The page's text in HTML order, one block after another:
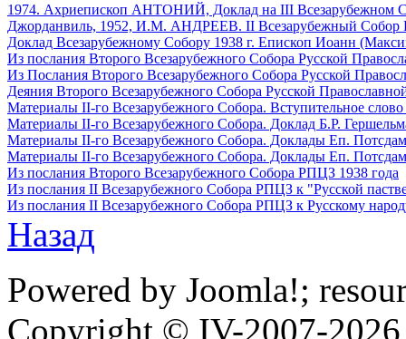
1974. Ахриепископ АНТОНИЙ, Доклад на III Всезарубежном
Джорданвиль, 1952, И.М. АНДРЕЕВ. II Всезарубежный Собор
Доклад Всезарубежному Собору 1938 г. Епископ Иоанн
Из послания Второго Всезарубежного Собора Русской
Из Послания Второго Всезарубежного Собора Русской
Деяния Второго Всезарубежного Собора Русской
Материалы II-го Всезарубежного Собора. Вступительное
Материалы II-го Всезарубежного Собора. Доклад Б.Р.
Материалы II-го Всезарубежного Собора. Доклады Еп.
Материалы II-го Всезарубежного Собора. Доклады Еп.
Из послания Второго Всезарубежного Собора РПЦЗ 1938 года
Из послания II Всезарубежного Собора РПЦЗ к "Русской
Из послания II Всезарубежного Собора РПЦЗ к Русскому
Назад
Powered by Joomla!;
Copyright © IV-2007-2026